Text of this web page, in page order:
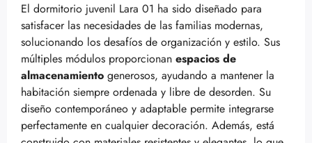
El dormitorio juvenil Lara 01 ha sido diseñado para
satisfacer las necesidades de las familias modernas,
solucionando los desafíos de organización y estilo. Sus
múltiples módulos proporcionan espacios de
almacenamiento generosos, ayudando a mantener la
habitación siempre ordenada y libre de desorden. Su
diseño contemporáneo y adaptable permite integrarse
perfectamente en cualquier decoración. Además, está